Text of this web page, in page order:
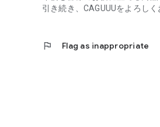
シンプル / ナチュラル / 北欧 /
CAGUUUで、あなただけの空
引き続き、CAGUUUをよろしく
flag Flag as inappropriate